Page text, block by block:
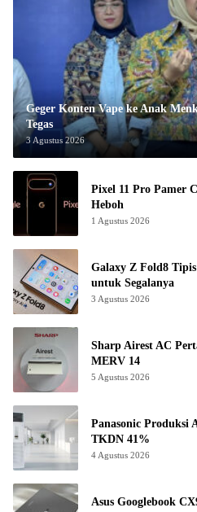
Geger Konten Vape ke Anak
Tegas
3 Agustus 2026
Pixel 11 Pro Pamer
Heboh
1 Agustus 2026
Galaxy Z Fold8
untuk Segalanya
3 Agustus 2026
Sharp Airest AC
MERV 14
5 Agustus 2026
Panasonic Produksi
TKDN 41%
4 Agustus 2026
Asus Googlebook